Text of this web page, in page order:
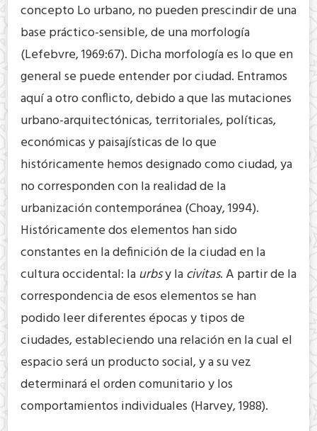
concepto Lo urbano, no pueden prescindir de una
base práctico-sensible, de una morfología
(Lefebvre, 1969:67). Dicha morfología es lo que en
general se puede entender por ciudad. Entramos
aquí a otro conflicto, debido a que las mutaciones
urbano-arquitectónicas, territoriales, políticas,
económicas y paisajísticas de lo que
históricamente hemos designado como ciudad, ya
no corresponden con la realidad de la
urbanización contemporánea (Choay, 1994).
Históricamente dos elementos han sido
constantes en la definición de la ciudad en la
cultura occidental: laurbsy lacivitas. A partir de la
correspondencia de esos elementos se han
podido leer diferentes épocas y tipos de
ciudades, estableciendo una relación en la cual el
espacio será un producto social, y a su vez
determinará el orden comunitario y los
comportamientos individuales (Harvey, 1988).